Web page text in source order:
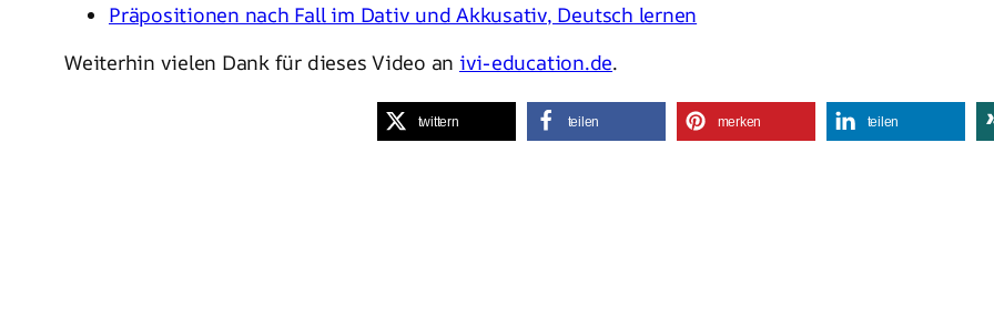
Präpositionen nach Fall im Dativ und Akkusativ, Deutsch lernen
Weiterhin vielen Dank für dieses Video an ivi-education.de.
twittern teilen merken teilen